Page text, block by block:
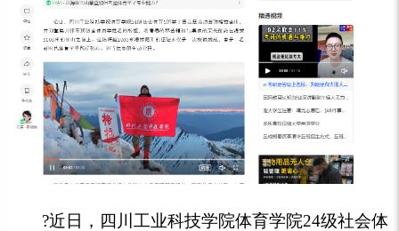
?近日，四川工业科技学院体育学院24级社会体